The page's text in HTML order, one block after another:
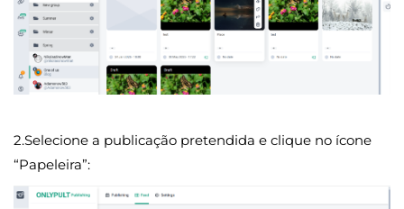
2.Selecione a publicação pretendida e clique no ícone
“Papeleira”: